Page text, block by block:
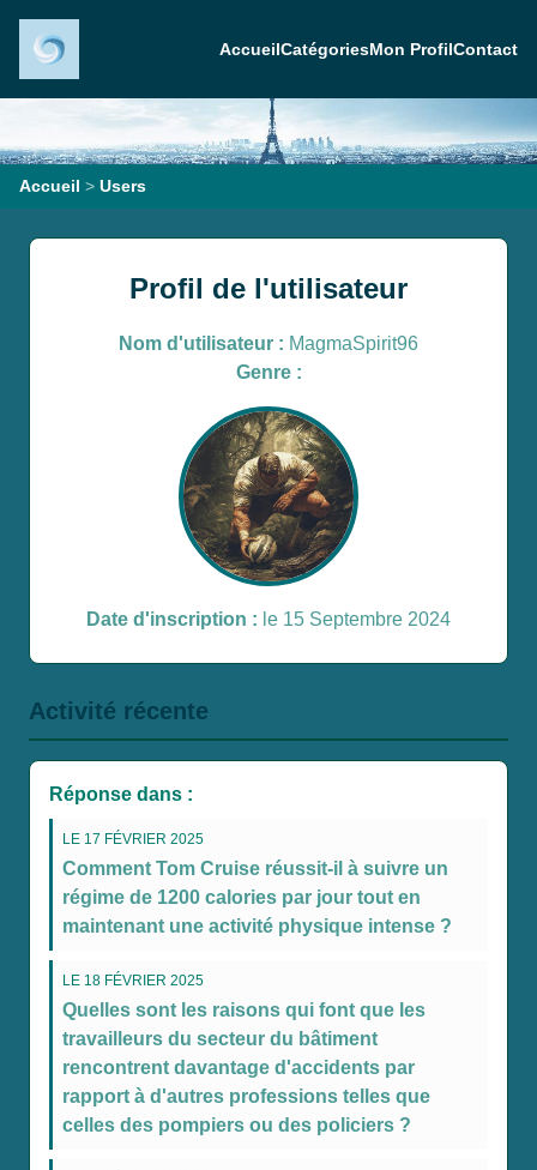
AccueilCatégoriesMon ProfilContact
Accueil > Users
Profil de l'utilisateur
Nom d'utilisateur : MagmaSpirit96
Genre :
Date d'inscription : le 15 Septembre 2024
Activité récente
Réponse dans :
LE 17 FÉVRIER 2025
Comment Tom Cruise réussit-il à suivre un
régime de 1200 calories par jour tout en
maintenant une activité physique intense ?
LE 18 FÉVRIER 2025
Quelles sont les raisons qui font que les
travailleurs du secteur du bâtiment
rencontrent davantage d'accidents par
rapport à d'autres professions telles que
celles des pompiers ou des policiers ?